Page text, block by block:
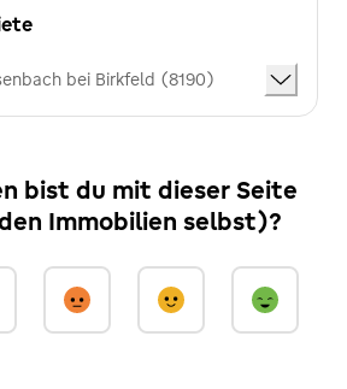
bei Birkfeld (8190)
bist du mit dieser Seite
Immobilien selbst)?